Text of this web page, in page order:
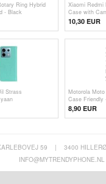
Ring Hybrid
- Black
Xiaomi Redmi
Case with
10,30 EUR
Strass
Motorola
Case Friendly
8,90 EUR
59 | 3400
INFO@MYTRENDYPHONE.NL